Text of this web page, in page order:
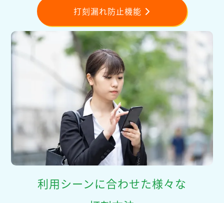
打刻漏れ防止機能
利用シーンに合わせた様々な